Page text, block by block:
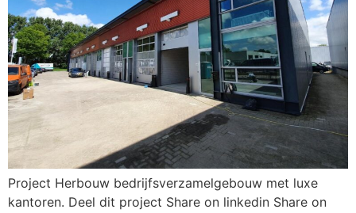
Project Herbouw bedrijfsverzamelgebouw met luxe
kantoren. Deel dit project Share on linkedin Share on